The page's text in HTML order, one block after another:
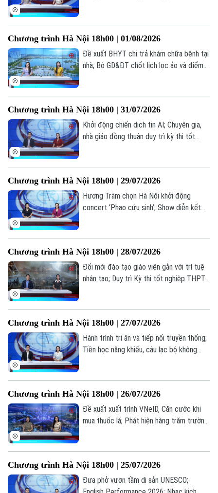
Theo dõi Hà Nội On
Liên hệ đường dây nóng (bấm để gọi)
Tòa soạn
0865.116.699 (hotline)
Tòa soạn
0865.116.699
bản tin hôm nay.
Chương trình Hà Nội 18h00 | 01/08/2026
Đề xuất BHYT chi trả khám chữa bệnh tại
nhà; Bộ GD&ĐT chốt lịch lọc ảo và điểm
Chương trình Hà Nội 18h00 | 31/07/2026
Khởi động chiến dịch tin AI; Chuyên gia,
nhà giáo đồng thuận duy trì kỳ thi tốt
Chương trình Hà Nội 18h00 | 29/07/2026
Hương Tràm chọn Hà Nội khởi động
concert ‘Phao cứu sinh’; Show diễn kết
bản tin hôm nay.
Chương trình Hà Nội 18h00 | 28/07/2026
Đổi mới đào tạo giáo viên gắn với trí tuệ
nhân tạo; Duy trì Kỳ thi tốt nghiệp THPT
trong bản tin hôm nay.
Chương trình Hà Nội 18h00 | 27/07/2026
Hành trình tri ân và tiếp nối truyền thống;
Tiền học năng khiếu, câu lạc bộ không
Chương trình Hà Nội 18h00 | 26/07/2026
Đề xuất xuất trình VNeID, Căn cước khi
mua thuốc lá; Phát hiện hàng trăm trường
Chương trình Hà Nội 18h00 | 25/07/2026
Đưa phở vươn tầm di sản UNESCO;